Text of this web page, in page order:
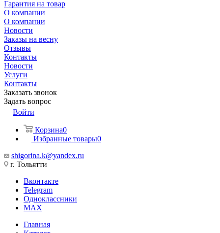
Гарантия на товар
О компании
О компании
Новости
Заказы на весну
Отзывы
Контакты
Новости
Услуги
Контакты
Заказать звонок
Задать вопрос
Войти
Корзина0
Избранные товары0
shigorina.k@yandex.ru
г. Тольятти
Вконтакте
Telegram
Одноклассники
MAX
Главная